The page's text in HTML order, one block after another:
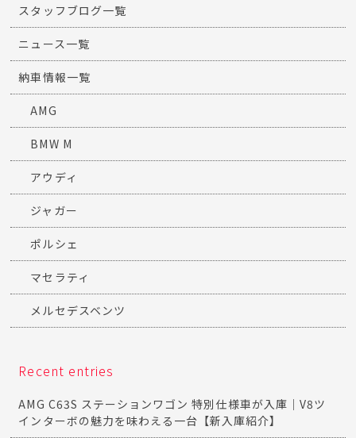
スタッフブログ一覧
ニュース一覧
納車情報一覧
AMG
BMW M
アウディ
ジャガー
ポルシェ
マセラティ
メルセデスベンツ
Recent entries
AMG C63S ステーションワゴン 特別仕様車が入庫｜V8ツ
インターボの魅力を味わえる一台【新入庫紹介】